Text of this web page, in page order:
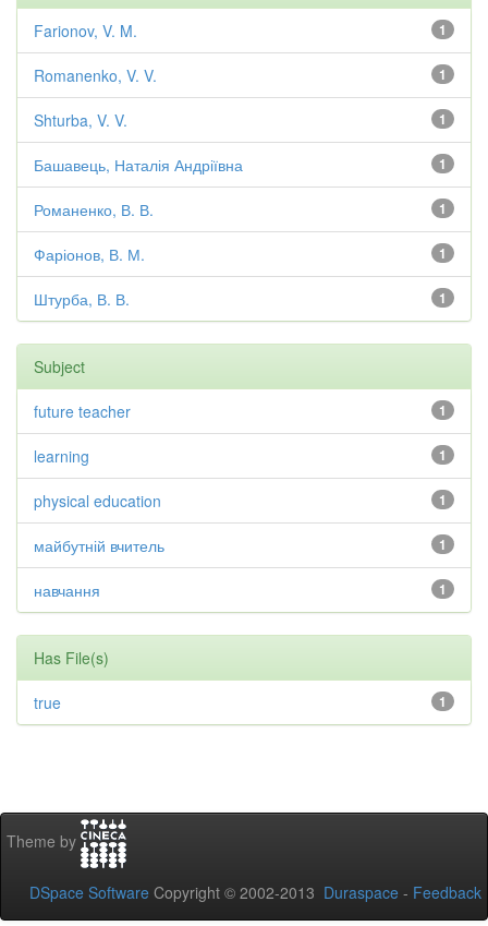
1
Farionov, V. M.
1
Romanenko, V. V.
1
Shturba, V. V.
1
Башавець, Наталія Андріївна
1
Романенко, В. В.
1
Фаріонов, В. М.
1
Штурба, В. В.
Subject
1
future teacher
1
learning
1
physical education
1
майбутній вчитель
1
навчання
Has File(s)
1
true
Theme by
DSpace Software Copyright © 2002-2013 Duraspace - Feedback